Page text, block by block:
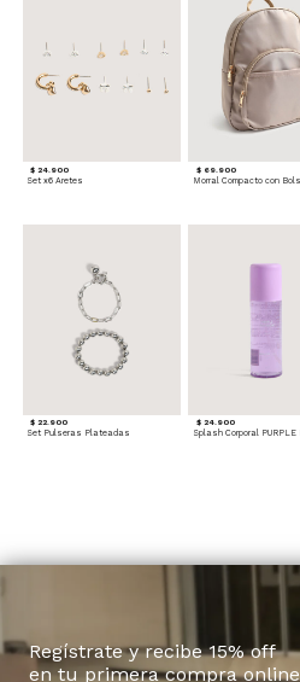
$ 24.900
Set x6 Aretes
$ 69.900
$ 22.900
Set Pulseras Plateadas
$ 24.900
Regístrate y recibe 15% off
en tu primera compra online